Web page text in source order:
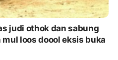
judi othok dan sabung
loos doool eksis buka